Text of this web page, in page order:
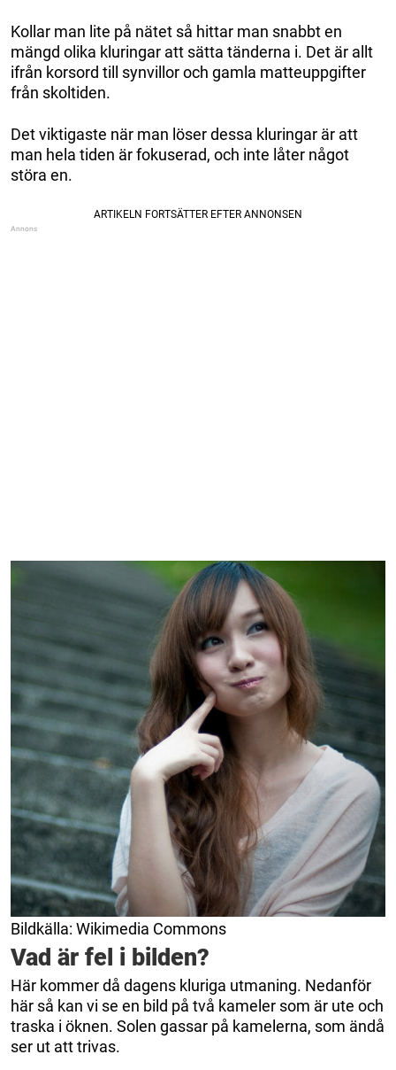
Kollar man lite på nätet så hittar man snabbt en
mängd olika kluringar att sätta tänderna i. Det är allt
ifrån korsord till synvillor och gamla matteuppgifter
från skoltiden.
Det viktigaste när man löser dessa kluringar är att
man hela tiden är fokuserad, och inte låter något
störa en.
Bildkälla: Wikimedia Commons
Vad är fel i bilden?
Här kommer då dagens kluriga utmaning. Nedanför
här så kan vi se en bild på två kameler som är ute och
traska i öknen. Solen gassar på kamelerna, som ändå
ser ut att trivas.